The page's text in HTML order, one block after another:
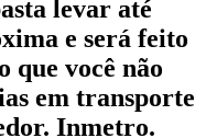
levar até
e será feito
que você não
em transporte
Inmetro.